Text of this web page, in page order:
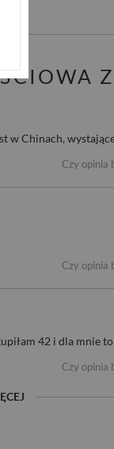
w Chinach,
Czy opinia
Czy opinia
42 i dla mnie
Czy opinia